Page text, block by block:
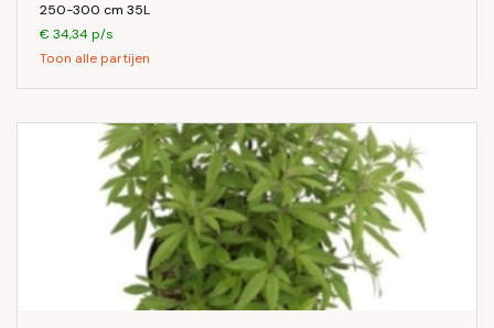
250-300 cm 35L
€ 34,34 p/s
Toon alle partijen